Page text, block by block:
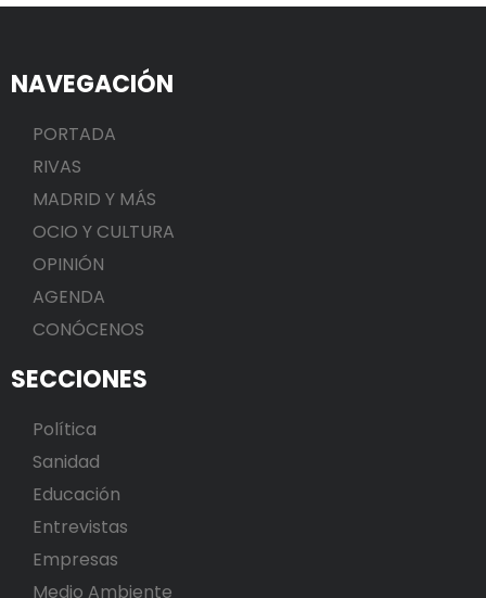
NAVEGACIÓN
PORTADA
RIVAS
MADRID Y MÁS
OCIO Y CULTURA
OPINIÓN
AGENDA
CONÓCENOS
SECCIONES
Política
Sanidad
Educación
Entrevistas
Empresas
Medio Ambiente